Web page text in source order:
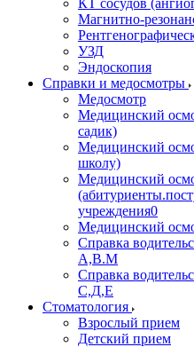
КТ сосудов
Магнитно-
УЗД
Эндоскопия
Справки и медосмотры
Медосмотр
Медицинский
садик)
Медицинский
школу)
Медицинский
учреждения0
Медицинский
Справка
А,В.М
Справка
С,Д,Е
Стоматология
Взрослый прием
Детский прием